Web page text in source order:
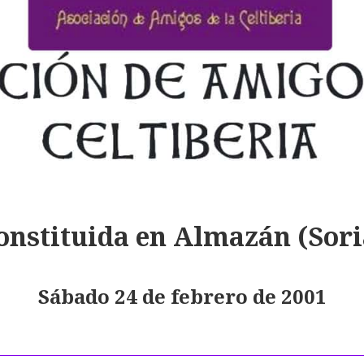
en Almazán
Sábado 24 de febrero de 2001